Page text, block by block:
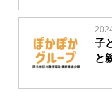
子
と